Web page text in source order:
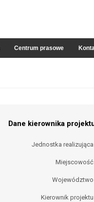
Centrum prasowe
Dane kierownika
Jednostka realizująca
Miejscowość
Województwo
Kierownik projektu